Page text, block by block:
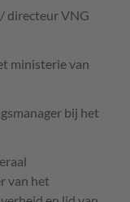
/ directeurVNG
ministerie van
bij het
van het